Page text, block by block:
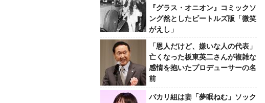
『グラス・オニオン』コミックソ
ング然としたビートルズ版「微笑
がえし」
「恩人だけど、嫌いな人の代表」
亡くなった板東英二さんが複雑な
感情を抱いたプロデューサーの名
前
バカリ組は妻「夢眠ねむ」ソック